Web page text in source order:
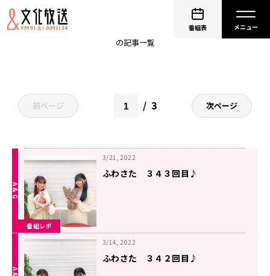
番組表
の記事一覧
前ページ 3 次ページ
番組レポ
3/21, 2022
ふわさた ３４３回目♪
3/14, 2022
ふわさた ３４２回目♪